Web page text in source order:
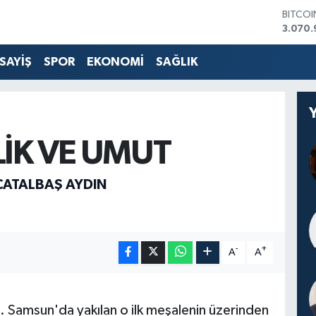
13.799
SPOR EKONOMİ SAĞLIK
VE UMUT
AYDIN
A- A+
yakılan o ilk meşalenin üzerinden